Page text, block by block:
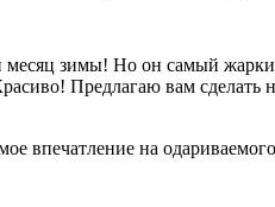
зимы! Но он самый
Предлагаю вам
впечатление на